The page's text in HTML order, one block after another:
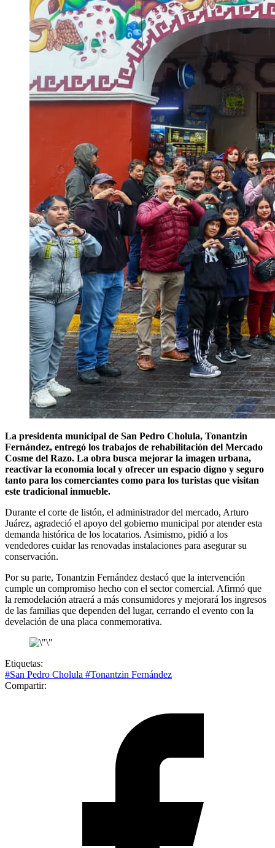
La presidenta municipal de San Pedro Cholula, Tonantzin
Fernández, entregó los trabajos de rehabilitación del Mercado
Cosme del Razo. La obra busca mejorar la imagen urbana,
reactivar la economía local y ofrecer un espacio digno y seguro
tanto para los comerciantes como para los turistas que visitan
este tradicional inmueble.
Durante el corte de listón, el administrador del mercado, Arturo
Juárez, agradeció el apoyo del gobierno municipal por atender esta
demanda histórica de los locatarios. Asimismo, pidió a los
vendedores cuidar las renovadas instalaciones para asegurar su
conservación.
Por su parte, Tonantzin Fernández destacó que la intervención
cumple un compromiso hecho con el sector comercial. Afirmó que
la remodelación atraerá a más consumidores y mejorará los ingresos
de las familias que dependen del lugar, cerrando el evento con la
develación de una placa conmemorativa.
Etiquetas:
#San Pedro Cholula #Tonantzin Fernández
Compartir: